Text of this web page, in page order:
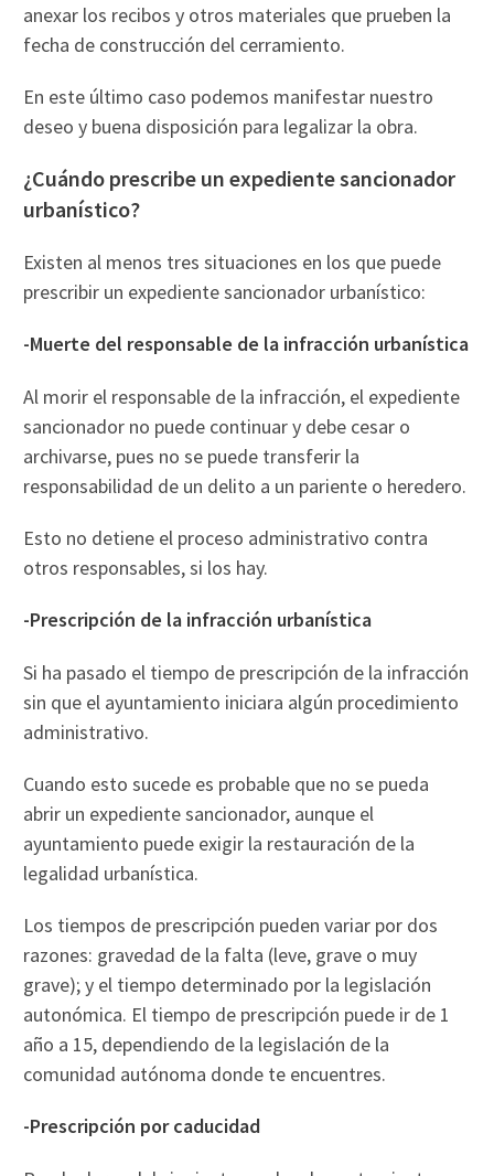
anexar los recibos y otros materiales que prueben la
fecha de construcción del cerramiento.
En este último caso podemos manifestar nuestro
deseo y buena disposición para legalizar la obra.
¿Cuándo prescribe un expediente sancionador
urbanístico?
Existen al menos tres situaciones en los que puede
prescribir un expediente sancionador urbanístico:
-Muerte del responsable de la infracción urbanística
Al morir el responsable de la infracción, el expediente
sancionador no puede continuar y debe cesar o
archivarse, pues no se puede transferir la
responsabilidad de un delito a un pariente o heredero.
Esto no detiene el proceso administrativo contra
otros responsables, si los hay.
-Prescripción de la infracción urbanística
Si ha pasado el tiempo de prescripción de la infracción
sin que el ayuntamiento iniciara algún procedimiento
administrativo.
Cuando esto sucede es probable que no se pueda
abrir un expediente sancionador, aunque el
ayuntamiento puede exigir la restauración de la
legalidad urbanística.
Los tiempos de prescripción pueden variar por dos
razones: gravedad de la falta (leve, grave o muy
grave); y el tiempo determinado por la legislación
autonómica. El tiempo de prescripción puede ir de 1
año a 15, dependiendo de la legislación de la
comunidad autónoma donde te encuentres.
-Prescripción por caducidad